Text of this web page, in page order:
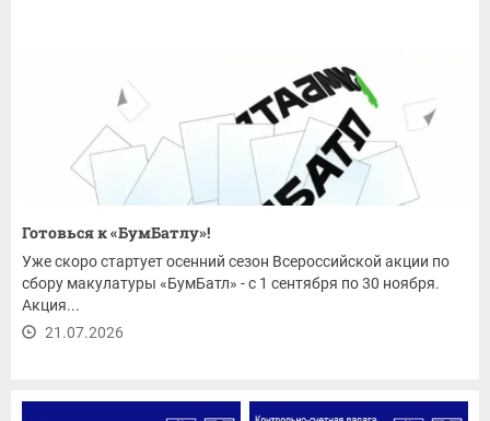
Готовься к «БумБатлу»!
Уже скоро стартует осенний сезон Всероссийской акции по
сбору макулатуры «БумБатл» - с 1 сентября по 30 ноября.
Акция...
21.07.2026